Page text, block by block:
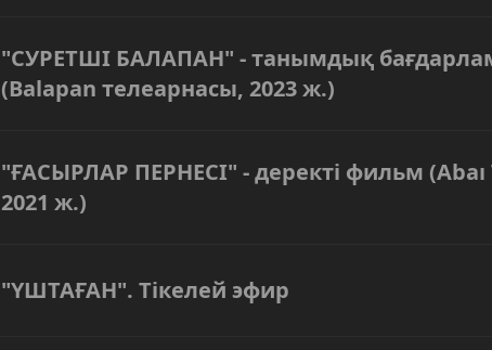
"СУРЕТШІ БАЛАПАН" - танымдық
(Balapan телеарнасы, 2023 ж.)
"ҒАСЫРЛАР ПЕРНЕСІ" - деректі фильм (Abaı
2021 ж.)
"ҮШТАҒАН". Тікелей эфир